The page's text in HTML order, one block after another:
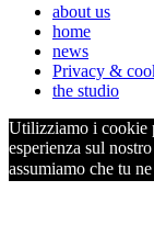
about us
home
news
Privacy &
the studio
Utilizziamo i cookie
esperienza sul
assumiamo che tu